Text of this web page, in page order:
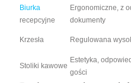
Biurka
recepcyjne
Ergonomiczne, z
dokumenty
Krzesła Regulowana
Stoliki kawowe
Estetyka,
gości